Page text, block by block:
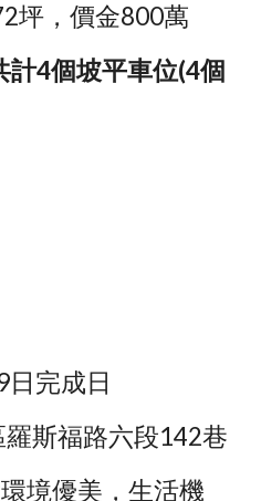
坪，價金800萬
計4個坡平車位(4個
日完成日
斯福路六段142巷
境優美，生活機